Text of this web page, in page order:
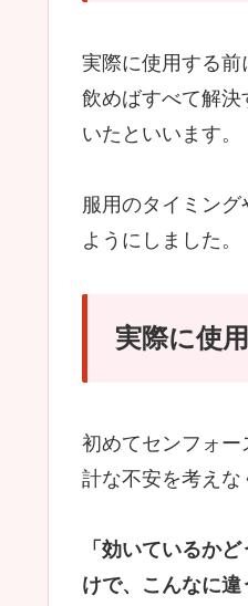
実際に使用する
飲めばすべて解
いたといいます。
服用のタイミン
ようにしました。
実際に使
初めてセンフォ
計な不安を考えな
「効いているか
けで、こんなに違